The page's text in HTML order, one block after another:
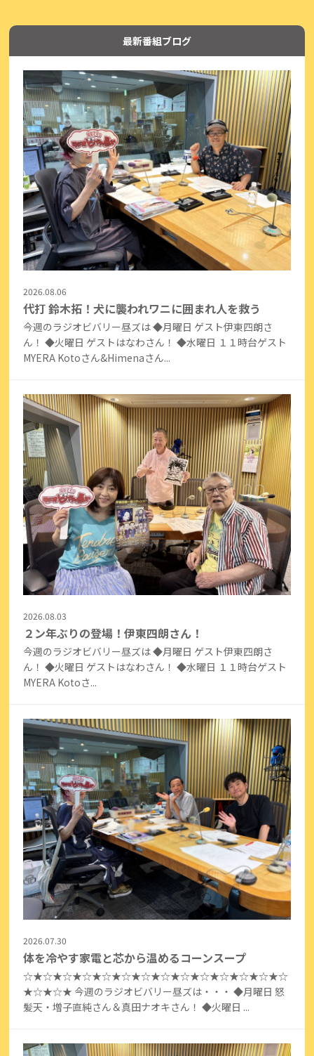
最新番組ブログ
2026.08.06
代打 鈴木拓！犬に襲われワニに囲まれ人を救う
今週のラジオビバリー昼ズは ◆月曜日 ゲスト伊東四朗さ
ん！ ◆火曜日 ゲストはなわさん！ ◆水曜日 １１時台ゲスト
MYERA Kotoさん&Himenaさん...
2026.08.03
２ン年ぶりの登場！伊東四朗さん！
今週のラジオビバリー昼ズは ◆月曜日 ゲスト伊東四朗さ
ん！ ◆火曜日 ゲストはなわさん！ ◆水曜日 １１時台ゲスト
MYERA Kotoさ...
2026.07.30
体を冷やす家電と芯から温めるコーンスープ
☆★☆★☆★☆★☆★☆★☆★☆★☆★☆★☆★☆★☆★☆
★☆★☆★ 今週のラジオビバリー昼ズは・・・ ◆月曜日 怒
髪天・増子直純さん＆真田ナオキさん！ ◆火曜日 ...